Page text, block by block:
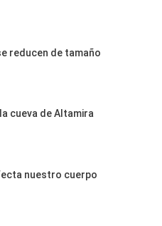
reducen de tamaño
cueva de Altamira
nuestro cuerpo